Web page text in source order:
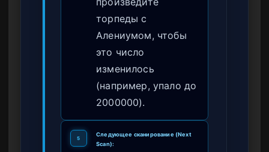
торпеды с
Алениумом, чтобы
это число
изменилось
(например, упало до
2000000).
5
Следующее сканирование (Next
Scan):